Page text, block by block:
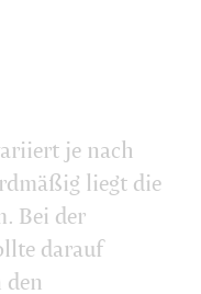
je nach
liegt die
Bei der
darauf
den